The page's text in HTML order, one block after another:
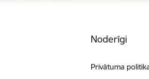
Noderīgi
Privātuma